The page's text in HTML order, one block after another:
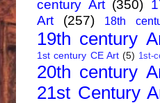
century Art (350)
Art
(257) 18th
19th century
1st century CE Art (5) 1st-
20th century
21st Century